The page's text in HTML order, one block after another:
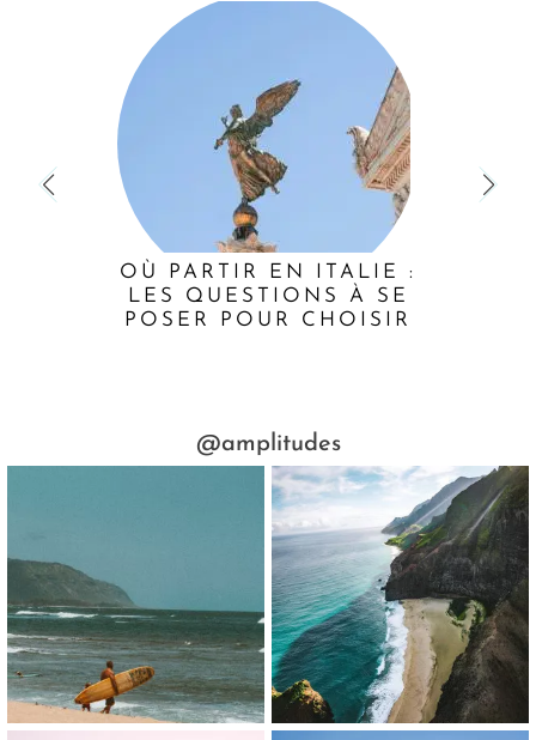
OÙ PARTIR EN ITALIE :
LES QUESTIONS À SE
POSER POUR CHOISIR
@amplitudes